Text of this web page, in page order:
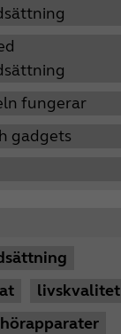
fungerar
gadgets
livskvalitet
hörapparater